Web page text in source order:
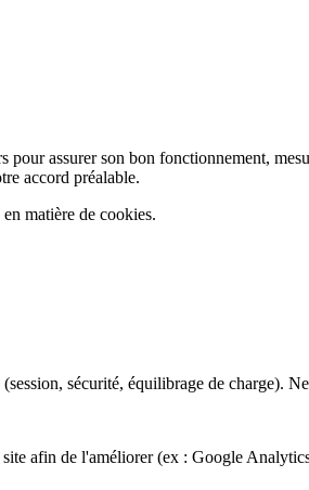
pour assurer son bon fonctionnement,
accord préalable.
matière de cookies.
sécurité, équilibrage de charge).
afin de l'améliorer (ex : Google